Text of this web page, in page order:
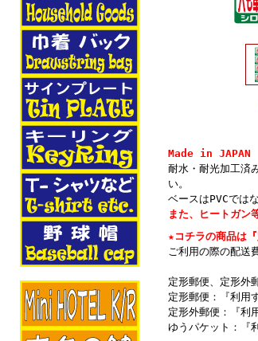
Made in JAPAN
耐水・耐光加工済
い。
ベースはPVCでは
また、ヒートガン
★コチラの商品は
ご利用の際の配送
定形郵便、定形外
定形郵便：『利用
定形外郵便：『利
ゆうパケット：『